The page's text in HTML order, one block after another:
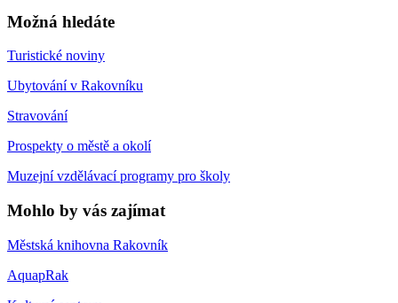
Možná hledáte
Turistické noviny
Ubytování v Rakovníku
Stravování
Prospekty o městě a okolí
Muzejní vzdělávací programy pro školy
Mohlo by vás zajímat
Městská knihovna Rakovník
AquapRak